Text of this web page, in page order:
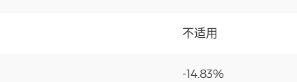
不适用
-14.83%